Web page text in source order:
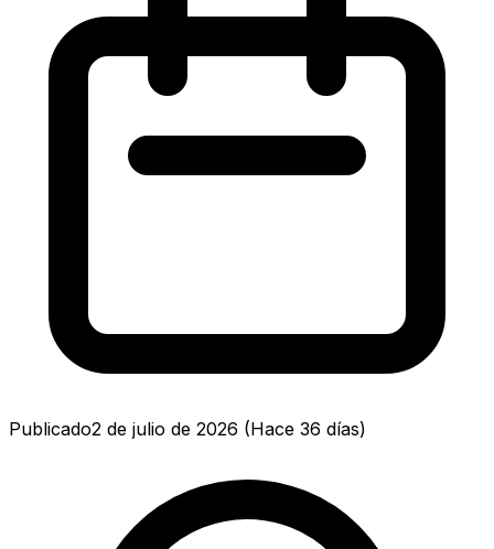
Publicado2 de julio de 2026 (Hace 36 días)